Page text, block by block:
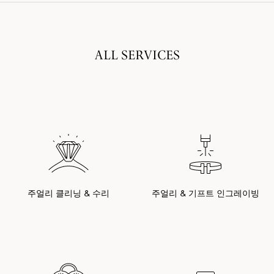
ALL SERVICES
주얼리 클리닝 & 수리 주얼리 & 기프트 인그레이빙